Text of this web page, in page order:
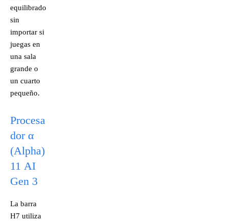
equilibrado
sin
importar si
juegas en
una sala
grande o
un cuarto
pequeño.
Procesa
dor α
(Alpha)
11 AI
Gen 3
La barra
H7 utiliza